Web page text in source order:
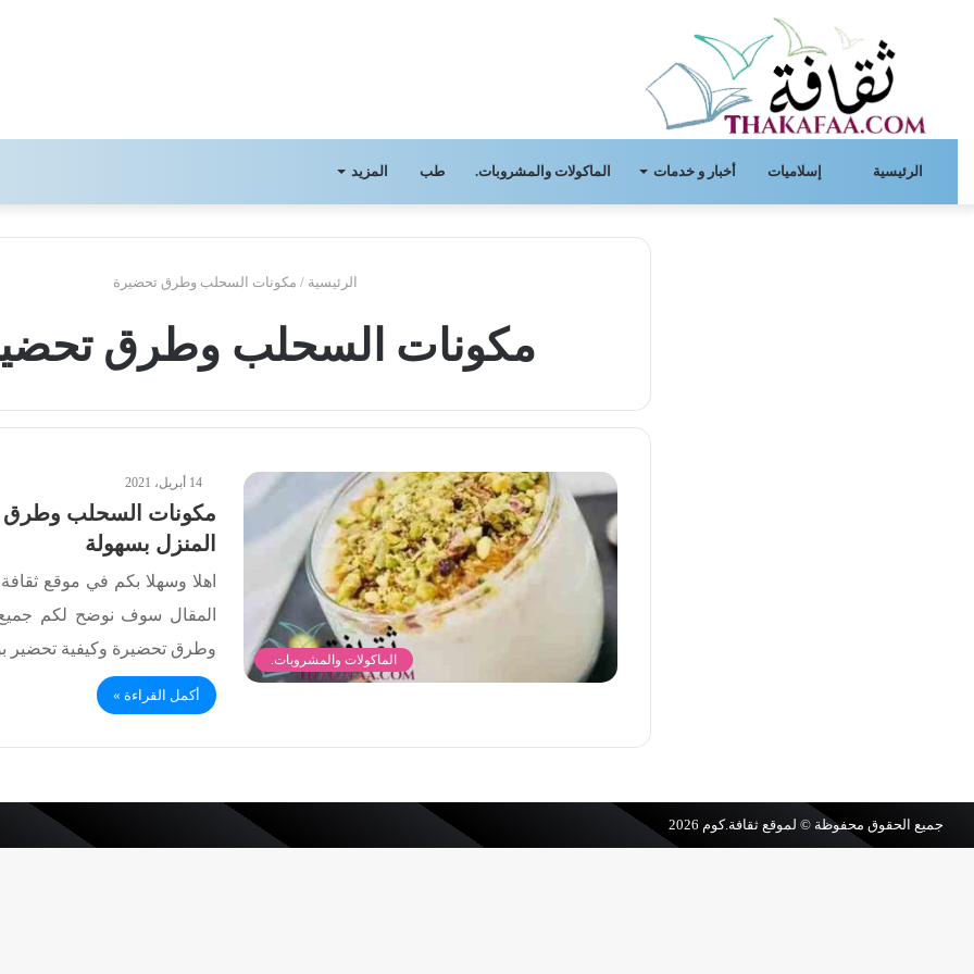
الرئيسية إسلاميات أخبار و خدمات الماكولات والمشروبات. طب المزيد
الرئيسية / مكونات السحلب وطرق تحضيرة
مكونات السحلب وطرق
الماكولات والمشروبات.
14 أبريل، 2021
مكونات السحلب
المنزل بسهولة
اهلا وسهلا بكم في موقع
المقال سوف نوضح لكم
وطرق تحضيرة وكيفية تحضير
أكمل القراءة »
جميع الحقوق محفوظة © لموقعثقافة.كوم